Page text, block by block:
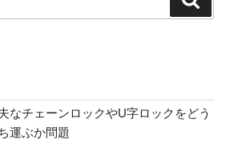
なチェーンロックやU字ロックをどう
運ぶか問題